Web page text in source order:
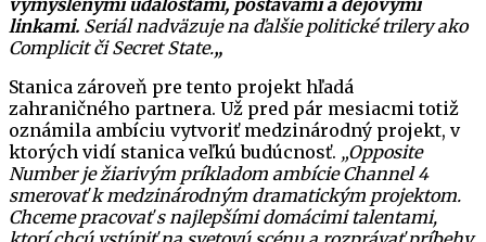
vymyslenými udalosťami, postavami a dejovými
linkami. Seriál nadväzuje na ďalšie politické trilery ako
Complicit či Secret State.„
Stanica zároveň pre tento projekt hľadá
zahraničného partnera. Už pred pár mesiacmi totiž
oznámila ambíciu vytvoriť medzinárodný projekt, v
ktorých vidí stanica veľkú budúcnosť. „Opposite
Number je žiarivým príkladom ambície Channel 4
smerovať k medzinárodným dramatickým projektom.
Chceme pracovať s najlepšími domácimi talentami,